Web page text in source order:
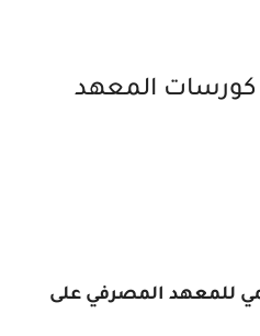
كورسات المعهد
للمعهد المصرفي على